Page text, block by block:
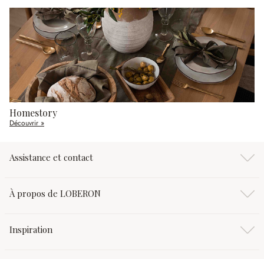
Homestory
Découvrir »
Assistance et contact
À propos de LOBERON
Inspiration